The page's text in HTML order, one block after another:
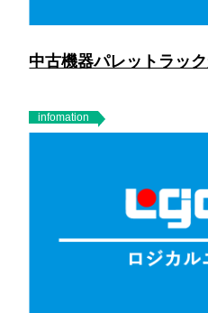
中古機器パレットラッ
infomation